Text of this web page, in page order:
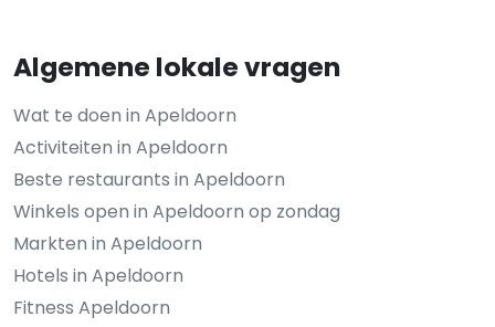
Algemene lokale vragen
Wat te doen in Apeldoorn
Activiteiten in Apeldoorn
Beste restaurants in Apeldoorn
Winkels open in Apeldoorn op zondag
Markten in Apeldoorn
Hotels in Apeldoorn
Fitness Apeldoorn